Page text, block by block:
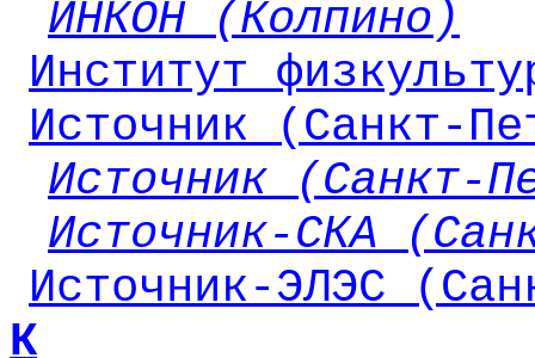
ИНКОН (Колпино)
Институт
Источник (Санкт-
Источник (Санкт-
Источник-СКА
Источник-ЭЛЭС
К